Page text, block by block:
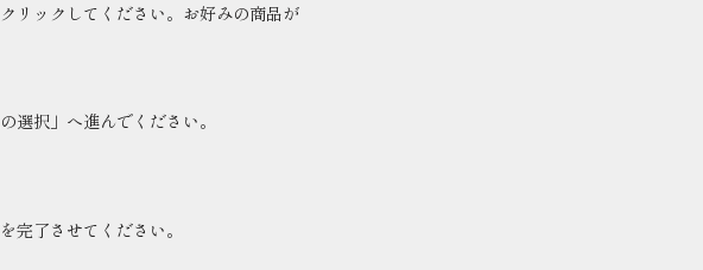
リックしてください。お好みの商品が
選択」へ進んでください。
完了させてください。